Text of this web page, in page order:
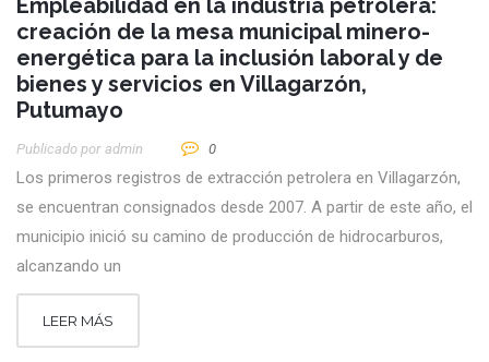
Empleabilidad en la industria petrolera:
creación de la mesa municipal minero-
energética para la inclusión laboral y de
bienes y servicios en Villagarzón,
Putumayo
Publicado por Admin 0
Los primeros registros de extracción petrolera en Villagarzón,
se encuentran consignados desde 2007. A partir de este año, el
municipio inició su camino de producción de hidrocarburos,
alcanzando un
LEER MÁS